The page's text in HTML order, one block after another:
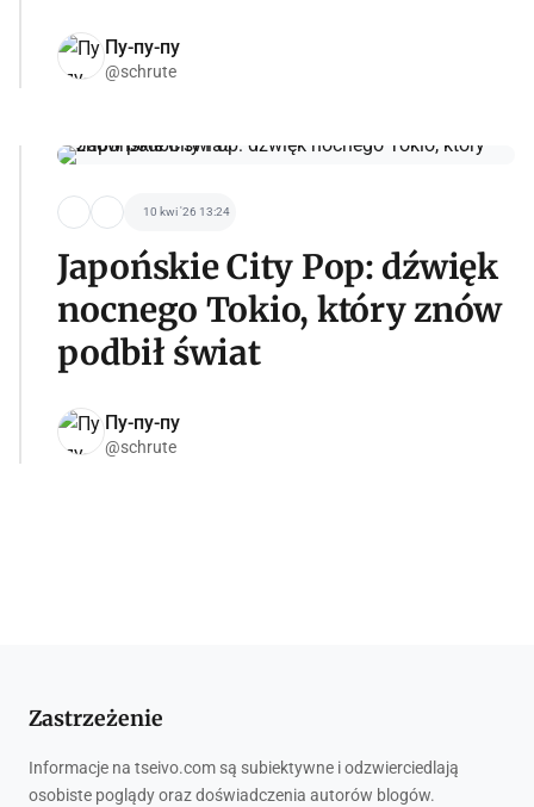
Пу-пу-пу
@schrute
10 kwi '26 13:24
Japońskie City Pop: dźwięk
nocnego Tokio, który znów
podbił świat
Пу-пу-пу
@schrute
Zastrzeżenie
Informacje na tseivo.com są subiektywne i odzwierciedlają
osobiste poglądy oraz doświadczenia autorów blogów.